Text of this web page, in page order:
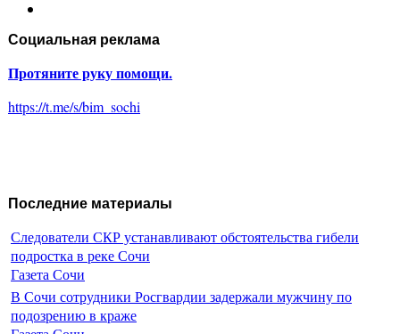
Социальная реклама
Протяните руку помощи.
https://t.me/s/bim_sochi
Последние материалы
Следователи СКР устанавливают обстоятельства гибели
подростка в реке Сочи
Газета Сочи
В Сочи сотрудники Росгвардии задержали мужчину по
подозрению в краже